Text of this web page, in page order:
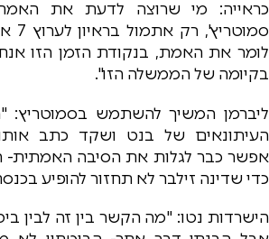
כראייה: מי שרוצה לדעת את
לומר את האמת, בנקודת הזמן הזו
בקיומה של הממשלה הזו".
ליברמן המשיך להשתמש בסמוטריץ:
העיתונאים של בנט ושקד כתב
אפשר כבר לגלות את הסיבה האמתית-
כדי שדינה זילבר לא תחזור להופיע
הישרדות נטו: "מה הקשר בין זה לבין